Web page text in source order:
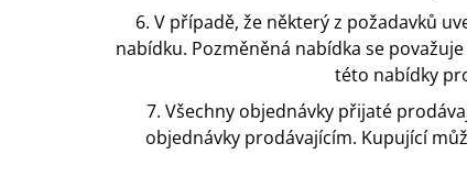
6. V případě, že některý z požadavků
nabídku. Pozměněná nabídka se
této nabídky
7. Všechny objednávky přijaté
objednávky prodávajícím. Kupující